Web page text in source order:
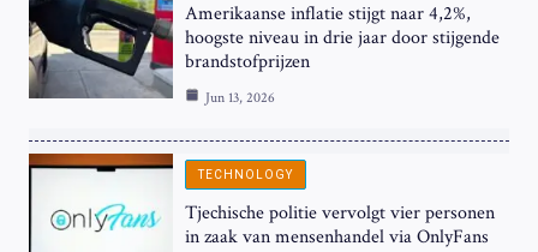
Amerikaanse inflatie stijgt naar 4,2%,
hoogste niveau in drie jaar door stijgende
brandstofprijzen
Jun 13, 2026
TECHNOLOGY
Tjechische politie vervolgt vier personen
in zaak van mensenhandel via OnlyFans